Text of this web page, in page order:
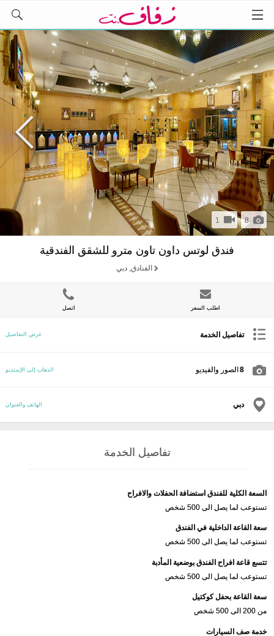
8
1
فندق لوتس داون تاون مترو للشقق الفندقية
الفنادق, دبي
اطلب السعر اتصل
تفاصيل الخدمة عرض التفاصيل
8 الصور والفيديو الذهاب إلى الإستديو
دبي الهاتف والعنوان
تفاصيل الخدمة
السعة الكلية للفندق استضافة الحفلات والافراح
تستوعب لما يصل الى 500 شخص
سعة القاعة الداخلية في الفندق
تستوعب لما يصل الى 500 شخص
تتسع قاعة افراح الفندق بوضعية المأدبة
تستوعب لما يصل الى 500 شخص
سعة القاعة بحفل كوكتيل
من 200 الى 500 شخص
خدمة صف السيارات